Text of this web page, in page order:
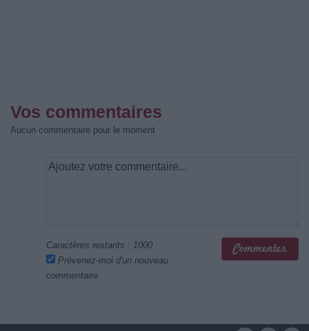
Vos commentaires
Aucun commentaire pour le moment
Caractères restants : 1000
Prévenez-moi d'un nouveau
commentaire